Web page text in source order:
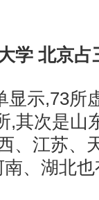
学 北京占
示,73所
,其次是山
、江苏、
、湖北也